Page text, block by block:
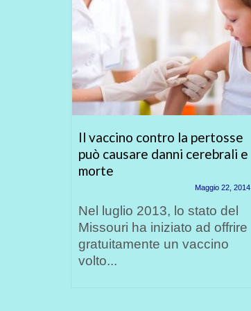
Il vaccino contro la pertosse
può causare danni cerebrali e
morte
Maggio 22, 2014
Nel luglio 2013, lo stato del
Missouri ha iniziato ad offrire
gratuitamente un vaccino
volto...